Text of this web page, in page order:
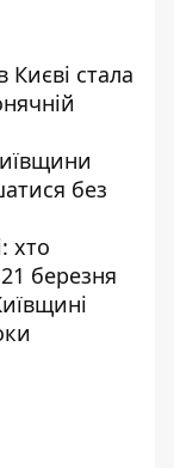
стала
без
хто
березня